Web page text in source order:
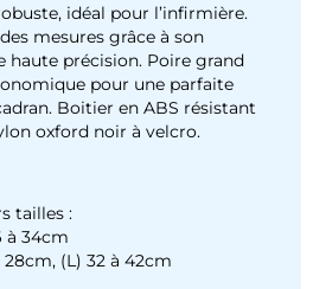
idéal pour l’infirmière.
mesures grâce à son
haute précision. Poire grand
pour une parfaite
Boitier en ABS résistant
oxford noir à velcro.
tailles :
à 34cm
(L) 32 à 42cm